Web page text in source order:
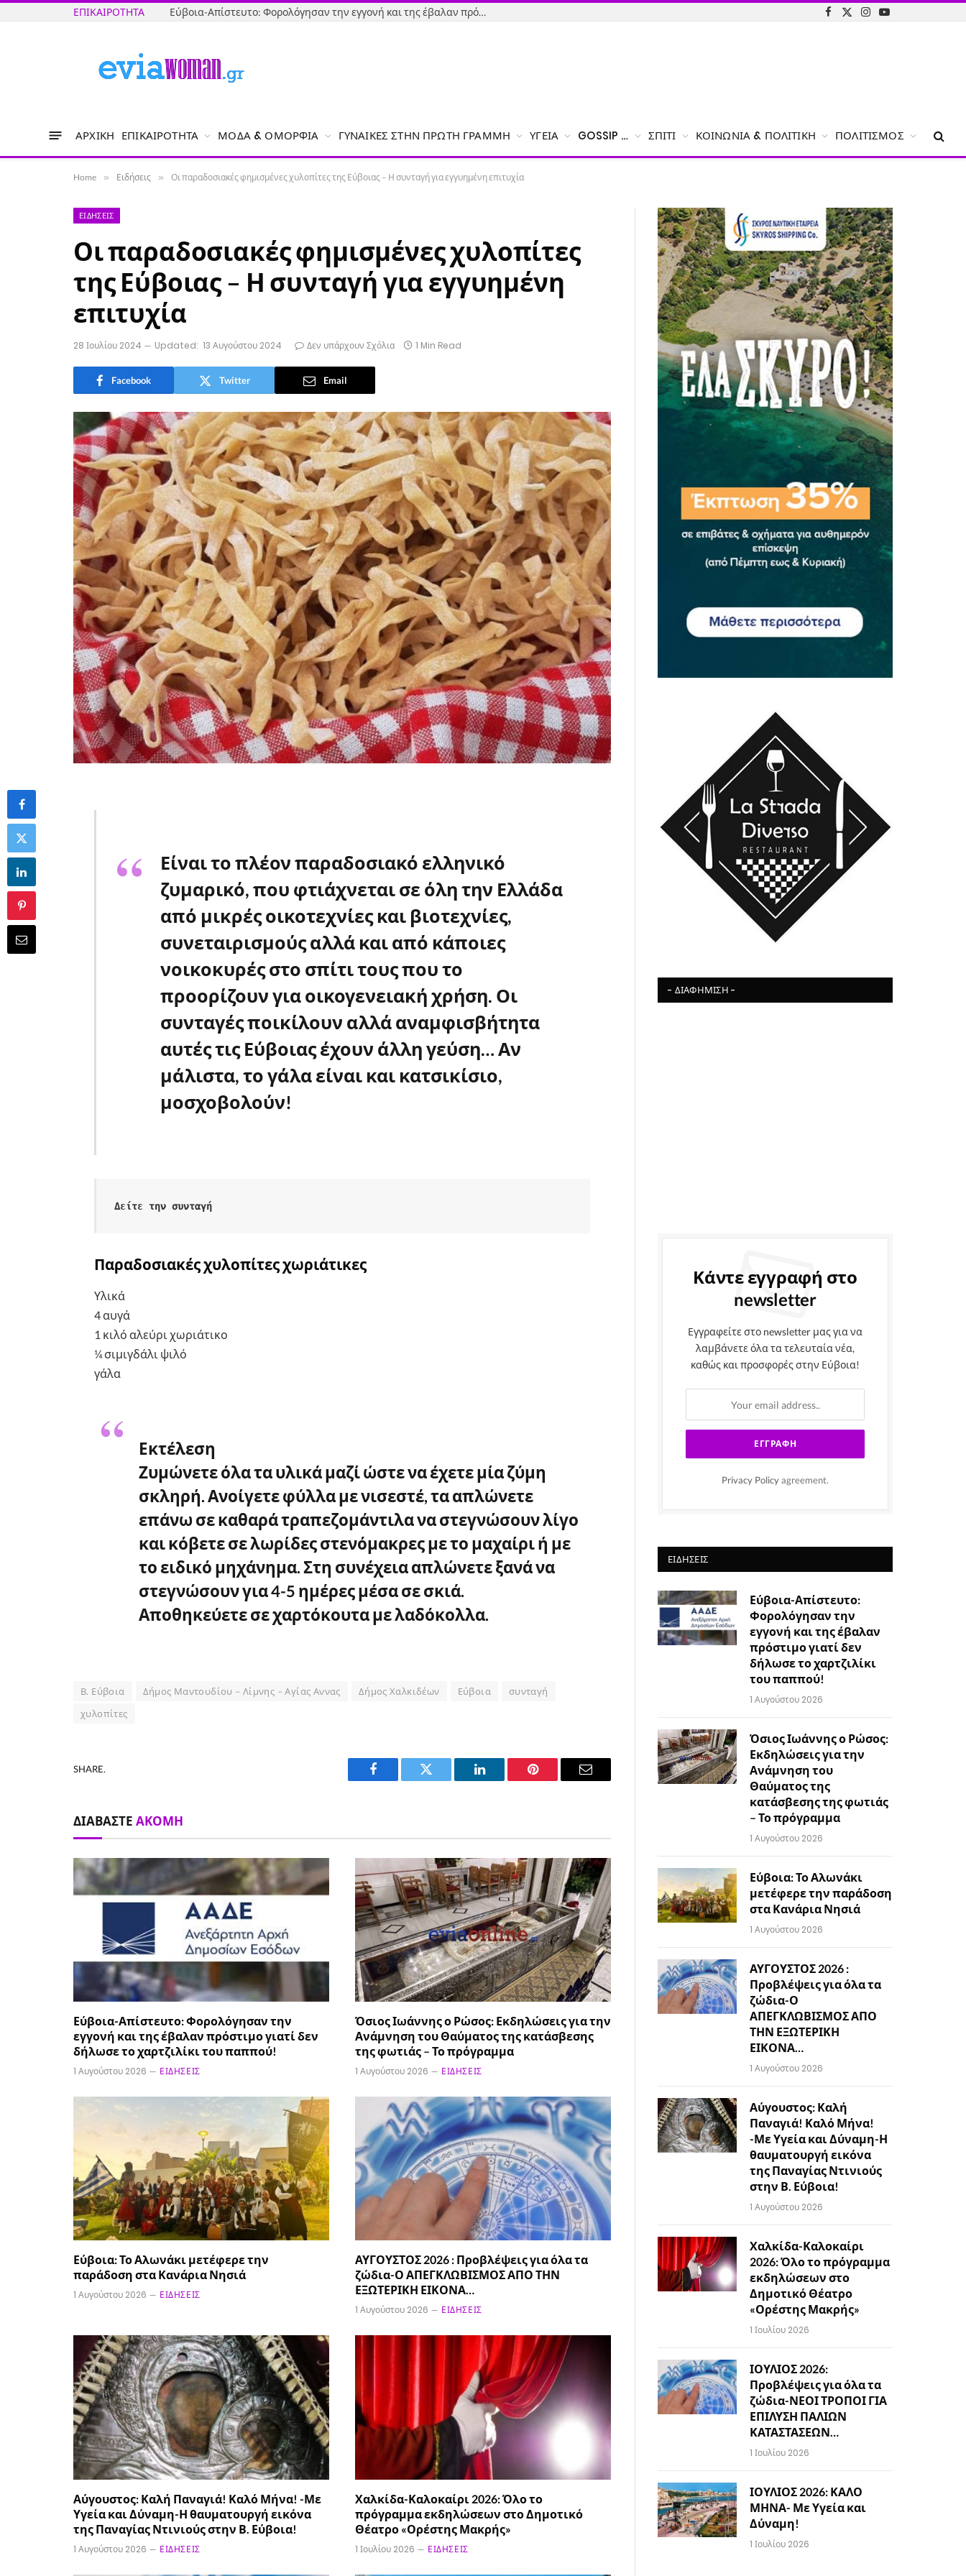
ΕΠΙΚΑΙΡΌΤΗΤΑ Εύβοια-Απίστευτο: Φορολόγησαν την εγγονή και της έβαλαν πρόστιμο γιατί δεν δήλωσε το χαρτζιλίκι του παππού!
Facebook
X
Instagram
YouTube
ΑΡΧΙΚΉ ΕΠΙΚΑΙΡΌΤΗΤΑ ΜΌΔΑ & ΟΜΟΡΦΙΆ ΓΥΝΑΊΚΕΣ ΣΤΗΝ ΠΡΏΤΗ ΓΡΑΜΜΉ ΥΓΕΊΑ GOSSIP … ΣΠΊΤΙ ΚΟΙΝΩΝΊΑ & ΠΟΛΙΤΙΚΉ ΠΟΛΙΤΙΣΜΌΣ
Home » Ειδήσεις » Οι παραδοσιακές φημισμένες χυλοπίτες της Εύβοιας – Η συνταγή για εγγυημένη επιτυχία
ΕΙΔΉΣΕΙΣ
Οι παραδοσιακές φημισμένες χυλοπίτες
της Εύβοιας – Η συνταγή για εγγυημένη
επιτυχία
28 Ιουλίου 2024 Updated: 13 Αυγούστου 2024 Δεν υπάρχουν Σχόλια 1 Min Read
Facebook Twitter Email
Είναι το πλέον παραδοσιακό ελληνικό
ζυμαρικό, που φτιάχνεται σε όλη την Ελλάδα
από μικρές οικοτεχνίες και βιοτεχνίες,
συνεταιρισμούς αλλά και από κάποιες
νοικοκυρές στο σπίτι τους που το
προορίζουν για οικογενειακή χρήση. Οι
συνταγές ποικίλουν αλλά αναμφισβήτητα
αυτές τις Εύβοιας έχουν άλλη γεύση… Αν
μάλιστα, το γάλα είναι και κατσικίσιο,
μοσχοβολούν!
Δείτε την συνταγή
Παραδοσιακές χυλοπίτες χωριάτικες
Υλικά
4 αυγά
1 κιλό αλεύρι χωριάτικο
¼ σιμιγδάλι ψιλό
γάλα
Εκτέλεση
Ζυμώνετε όλα τα υλικά μαζί ώστε να έχετε μία ζύμη
σκληρή. Ανοίγετε φύλλα με νισεστέ, τα απλώνετε
επάνω σε καθαρά τραπεζομάντιλα να στεγνώσουν λίγο
και κόβετε σε λωρίδες στενόμακρες με το μαχαίρι ή με
το ειδικό μηχάνημα. Στη συνέχεια απλώνετε ξανά να
στεγνώσουν για 4-5 ημέρες μέσα σε σκιά.
Αποθηκεύετε σε χαρτόκουτα με λαδόκολλα.
Β. Εύβοια Δήμος Μαντουδίου – Λίμνης – Αγίας Αννας Δήμος Χαλκιδέων Εύβοια
συνταγή
χυλοπίτες
SHARE.
Facebook Twitter LinkedIn Pinterest Email
ΔΙΑΒΆΣΤΕ ΑΚΌΜΗ
Εύβοια-Απίστευτο: Φορολόγησαν την
εγγονή και της έβαλαν πρόστιμο γιατί δεν
δήλωσε το χαρτζιλίκι του παππού!
1 Αυγούστου 2026 ΕΙΔΉΣΕΙΣ
Όσιος Ιωάννης ο Ρώσος: Εκδηλώσεις για την
Ανάμνηση του Θαύματος της κατάσβεσης
της φωτιάς – Το πρόγραμμα
1 Αυγούστου 2026 ΕΙΔΉΣΕΙΣ
Εύβοια: Το Αλωνάκι μετέφερε την
παράδοση στα Κανάρια Νησιά
1 Αυγούστου 2026 ΕΙΔΉΣΕΙΣ
ΑΥΓΟΥΣΤΟΣ 2026 : Προβλέψεις για όλα τα
ζώδια-Ο ΑΠΕΓΚΛΩΒΙΣΜΟΣ ΑΠΟ ΤΗΝ
ΕΞΩΤΕΡΙΚΗ ΕΙΚΟΝΑ…
1 Αυγούστου 2026 ΕΙΔΉΣΕΙΣ
Αύγουστος: Καλή Παναγιά! Καλό Μήνα! -Με
Υγεία και Δύναμη-Η θαυματουργή εικόνα
της Παναγίας Ντινιούς στην Β. Εύβοια!
1 Αυγούστου 2026 ΕΙΔΉΣΕΙΣ
Χαλκίδα-Καλοκαίρι 2026: Όλο το
πρόγραμμα εκδηλώσεων στο Δημοτικό
Θέατρο «Ορέστης Μακρής»
1 Ιουλίου 2026 ΕΙΔΉΣΕΙΣ
- ΔΙΑΦΉΜΙΣΗ -
Κάντε εγγραφή στο
newsletter
Εγγραφείτε στο newsletter μας για να
λαμβάνετε όλα τα τελευταία νέα,
καθώς και προσφορές στην Εύβοια!
Privacy Policy agreement.
ΕΙΔΉΣΕΙΣ
Εύβοια-Απίστευτο:
Φορολόγησαν την
εγγονή και της έβαλαν
πρόστιμο γιατί δεν
δήλωσε το χαρτζιλίκι
του παππού!
1 Αυγούστου 2026
Όσιος Ιωάννης ο Ρώσος:
Εκδηλώσεις για την
Ανάμνηση του
Θαύματος της
κατάσβεσης της φωτιάς
– Το πρόγραμμα
1 Αυγούστου 2026
Εύβοια: Το Αλωνάκι
μετέφερε την παράδοση
στα Κανάρια Νησιά
1 Αυγούστου 2026
ΑΥΓΟΥΣΤΟΣ 2026 :
Προβλέψεις για όλα τα
ζώδια-Ο
ΑΠΕΓΚΛΩΒΙΣΜΟΣ ΑΠΟ
ΤΗΝ ΕΞΩΤΕΡΙΚΗ
ΕΙΚΟΝΑ…
1 Αυγούστου 2026
Αύγουστος: Καλή
Παναγιά! Καλό Μήνα!
-Με Υγεία και Δύναμη-Η
θαυματουργή εικόνα
της Παναγίας Ντινιούς
στην Β. Εύβοια!
1 Αυγούστου 2026
Χαλκίδα-Καλοκαίρι
2026: Όλο το πρόγραμμα
εκδηλώσεων στο
Δημοτικό Θέατρο
«Ορέστης Μακρής»
1 Ιουλίου 2026
ΙΟΥΛΙΟΣ 2026:
Προβλέψεις για όλα τα
ζώδια-ΝΕΟΙ ΤΡΟΠΟΙ ΓΙΑ
ΕΠΙΛΥΣΗ ΠΑΛΙΩΝ
ΚΑΤΑΣΤΑΣΕΩΝ…
1 Ιουλίου 2026
ΙΟΥΛΙΟΣ 2026: ΚΑΛΟ
ΜΗΝΑ- Με Υγεία και
Δύναμη!
1 Ιουλίου 2026